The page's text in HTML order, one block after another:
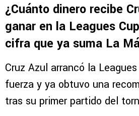
¿Cuánto dinero recibe
ganar en la Leagues
cifra que ya suma La
Cruz Azul arrancó la
fuerza y ya obtuvo una
tras su primer partido del